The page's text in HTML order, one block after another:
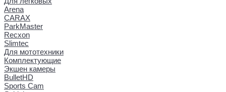
Arena
CARAX
ParkMaster
Recxon
Slimtec
Для мототехники
Комплектующие
Экшен камеры
BulletHD
Sports Cam